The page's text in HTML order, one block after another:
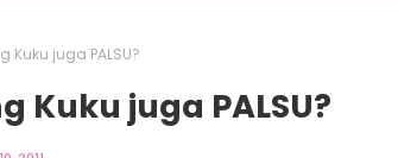
Kuku juga PALSU?
Kuku juga PALSU?